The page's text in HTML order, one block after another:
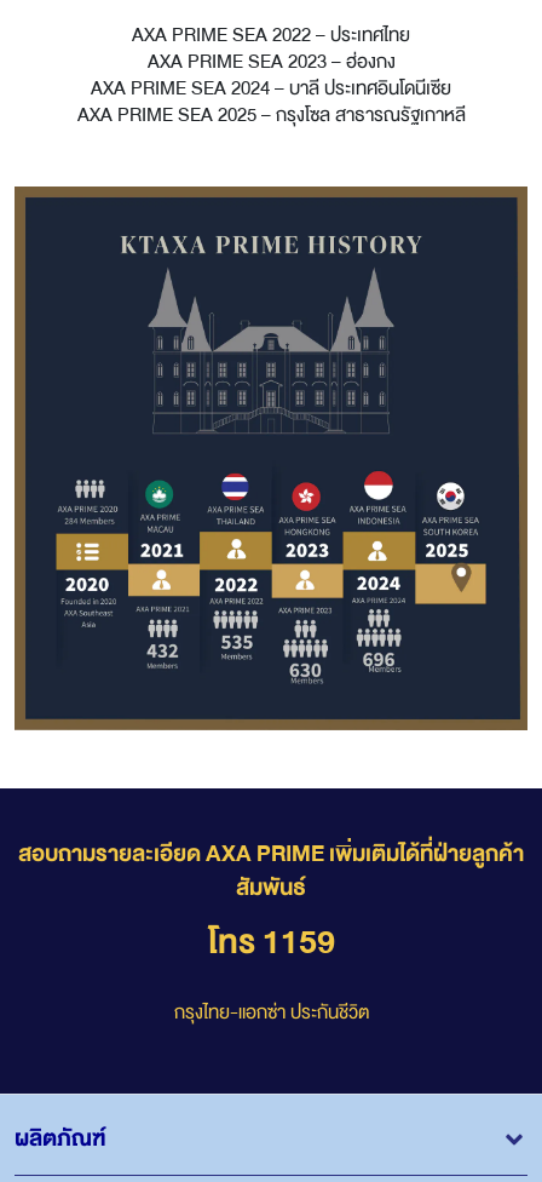
AXA PRIME SEA 2022 – ประเทศไทย
AXA PRIME SEA 2023 – ฮ่องกง
AXA PRIME SEA 2024 – บาลี ประเทศอินโดนีเซีย
AXA PRIME SEA 2025 – กรุงโซล สาธารณรัฐเกาหลี
สอบถามรายละเอียด AXA PRIME เพิ่มเติมได้ที่ฝ่ายลูกค้า
สัมพันธ์
โทร 1159
กรุงไทย-แอกซ่า ประกันชีวิต
ผลิตภัณฑ์